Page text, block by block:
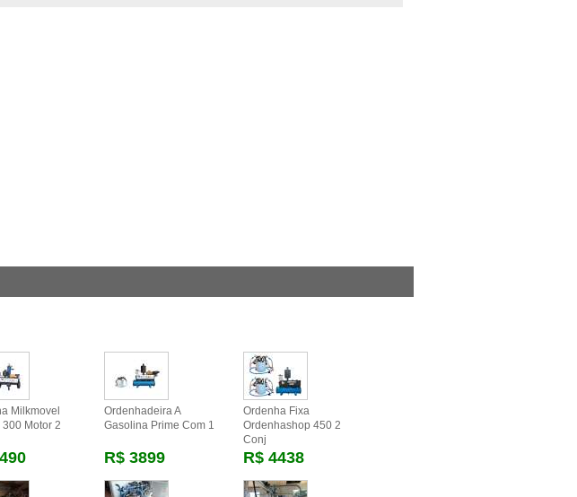
Milkmovel
300 Motor 2
Ordenhadeira A
Gasolina Prime Com 1
R$ 3899
Ordenha Fixa
Ordenhashop 450 2
Conj
R$ 4438